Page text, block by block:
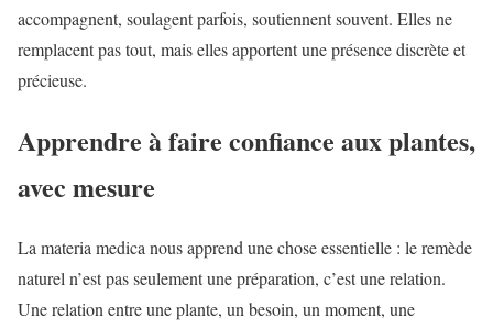
accompagnent, soulagent parfois, soutiennent souvent. Elles ne
remplacent pas tout, mais elles apportent une présence discrète et
précieuse.
Apprendre à faire confiance aux plantes,
avec mesure
La materia medica nous apprend une chose essentielle : le remède
naturel n’est pas seulement une préparation, c’est une relation.
Une relation entre une plante, un besoin, un moment, une